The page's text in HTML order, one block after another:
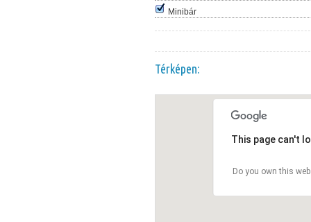
Minibár
Térképen:
This page can't
Do you own this